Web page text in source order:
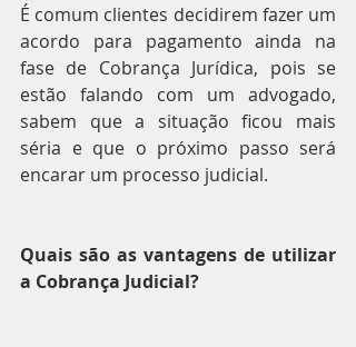
É comum clientes decidirem fazer um
acordo para pagamento ainda na
fase de Cobrança Jurídica, pois se
estão falando com um advogado,
sabem que a situação ficou mais
séria e que o próximo passo será
encarar um processo judicial.
Quais são as vantagens de utilizar
a Cobrança Judicial?